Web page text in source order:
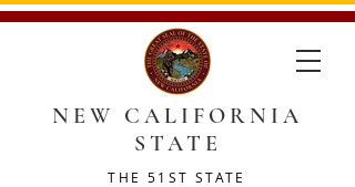
NEW CALIFORNIA
STATE
THE 51ST STATE